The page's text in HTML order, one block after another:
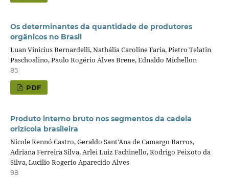
Os determinantes da quantidade de produtores
orgânicos no Brasil
Luan Vinicius Bernardelli, Nathália Caroline Faria, Pietro Telatin
Paschoalino, Paulo Rogério Alves Brene, Ednaldo Michellon
85
PDF
Produto interno bruto nos segmentos da cadeia
orizícola brasileira
Nicole Rennó Castro, Geraldo Sant'Ana de Camargo Barros,
Adriana Ferreira Silva, Arlei Luiz Fachinello, Rodrigo Peixoto da
Silva, Lucilio Rogerio Aparecido Alves
98